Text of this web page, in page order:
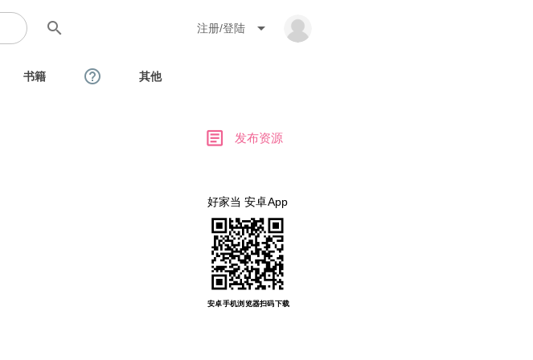
search 注册/登陆 arrow_drop_down
书籍 help_outline 其他
article 发布资源
好家当 安卓App
安卓手机浏览器扫码下载